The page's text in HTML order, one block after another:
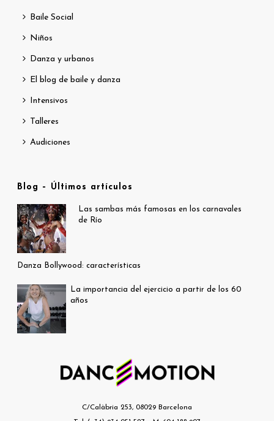
Baile Social
Niños
Danza y urbanos
El blog de baile y danza
Intensivos
Talleres
Audiciones
Blog – Últimos artículos
Las sambas más famosas en los carnavales
de Río
Danza Bollywood: características
La importancia del ejercicio a partir de los 60
años
C/Calàbria 253, 08029 Barcelona